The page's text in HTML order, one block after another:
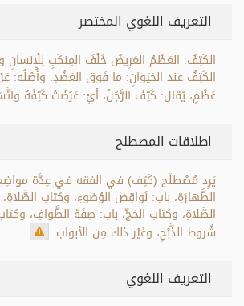
التعريف اللغوي المختصر
الكَتِفُ: العَظْمُ العَرِيضُ خَلْفَ المِنكَبِ لِلْإِنسانِ
الكَتِفُ عند الحَيَوانِ: ما فَوق العَضُدِ.
عَظْمٍ، يُقال: كَتِفَ الرَّجُلُ، أيْ: عَرُضَتْ كَتِفُهُ
اطلاقات المصطلح
يَرِد مُصْطلَح (كَتِف) في الفقه في عِدَّة
الطَّهارَةِ، باب: نَواقِض الوُضوءِ، وكتاب
الصَّلاةِ، وكتاب الحَجِّ، باب: صِفَة الطَّوافِ، وكتاب
شُروط الذَّبْحِ، وغَيْر ذلك مِن الأبواب.
التعريف اللغوي